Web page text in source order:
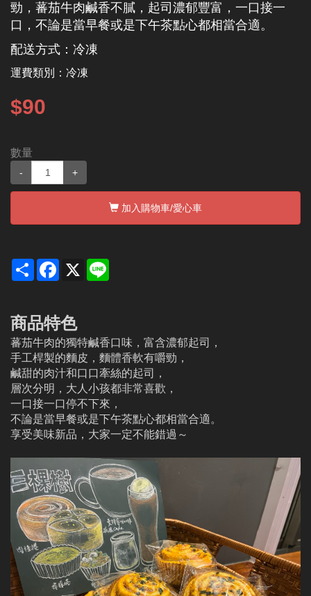
勁，蕃茄牛肉鹹香不膩，起司濃郁豐富，一口接一
口，不論是當早餐或是下午茶點心都相當合適。
配送方式：冷凍
運費類別： 冷凍
$90
數量
- +
加入購物車/愛心車
Share Facebook
X
商品特色
蕃茄牛肉的獨特鹹香口味，富含濃郁起司，
手工桿製的麵皮，麵體香軟有嚼勁，
鹹甜的肉汁和口口牽絲的起司，
層次分明，大人小孩都非常喜歡，
一口接一口停不下來，
不論是當早餐或是下午茶點心都相當合適。
享受美味新品，大家一定不能錯過～